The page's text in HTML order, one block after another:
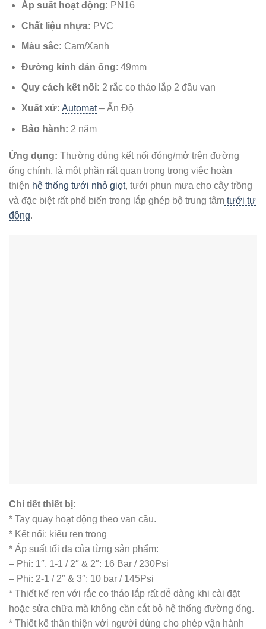
Áp suất hoạt động: PN16
Chất liệu nhựa: PVC
Màu sắc: Cam/Xanh
Đường kính dán ống: 49mm
Quy cách kết nối: 2 rắc co tháo lắp 2 đầu van
Xuất xứ: Automat– Ấn Độ
Bảo hành: 2 năm
Ứng dụng: Thường dùng kết nối đóng/mở trên đường
ống chính, là một phần rất quan trọng trong việc hoàn
thiện hệ thống tưới nhỏ giọt, tưới phun mưa cho cây trồng
và đặc biệt rất phổ biến trong lắp ghép bộ trung tâm tưới tự
động.
Chi tiết thiết bị:
* Tay quay hoạt động theo van cầu.
* Kết nối: kiểu ren trong
* Áp suất tối đa của từng sản phẩm:
– Phi: 1″, 1-1 / 2″ & 2″: 16 Bar / 230Psi
– Phi: 2-1 / 2″ & 3″: 10 bar / 145Psi
* Thiết kế ren với rắc co tháo lắp rất dễ dàng khi cài đặt
hoặc sửa chữa mà không cần cắt bỏ hệ thống đường ống.
* Thiết kế thân thiện với người dùng cho phép vận hành